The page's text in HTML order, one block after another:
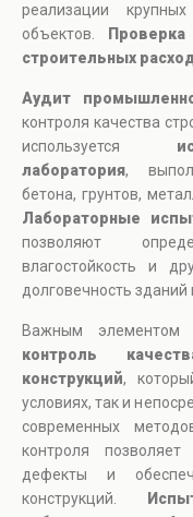
реализации
объектов.
строительных
Аудит
контроля качества
используется
лаборатория,
бетона, грунтов,
Лабораторные
позволяют
влагостойкость и
долговечность зданий
Важным элементом
контроль
конструкций,
условиях, так и
современных
контроля
дефекты и
конструкций.